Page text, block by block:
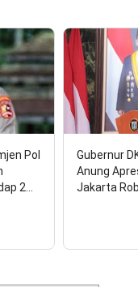
Pol
2…
Gubernur
Anung
Jakarta